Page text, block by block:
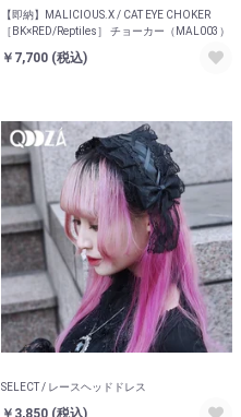
【即納】MALICIOUS.X / CAT EYE CHOKER
［BK×RED/Reptiles］ チョーカー（MAL003）
￥7,700 (税込)
SELECT / レースヘッドドレス
￥3,850 (税込)